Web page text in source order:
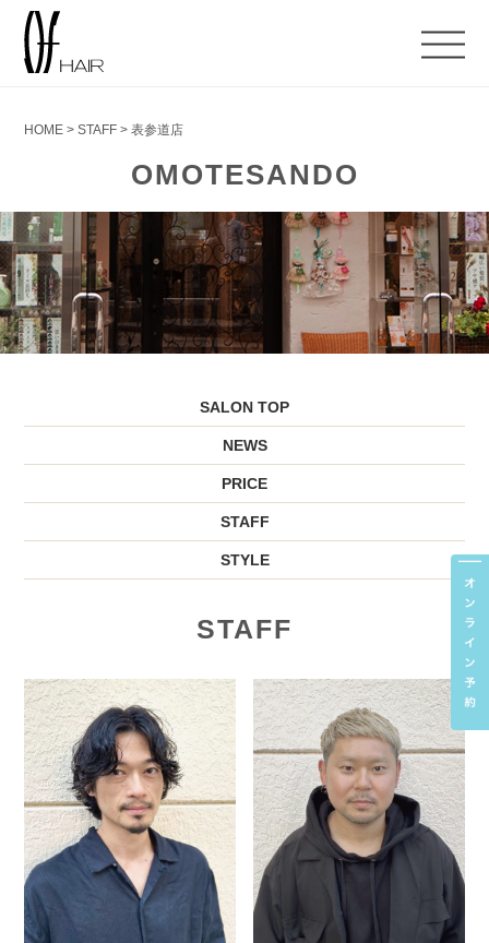
HOME >STAFF >表参道店
OMOTESANDO
SALON TOP
NEWS
PRICE
STAFF
STYLE
STAFF